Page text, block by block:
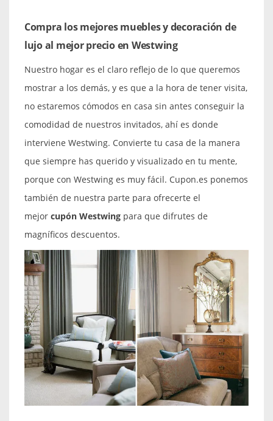
Compra los mejores muebles y decoración de
lujo al mejor precio en Westwing
Nuestro hogar es el claro reflejo de lo que queremos
mostrar a los demás, y es que a la hora de tener visita,
no estaremos cómodos en casa sin antes conseguir la
comodidad de nuestros invitados, ahí es donde
interviene Westwing. Convierte tu casa de la manera
que siempre has querido y visualizado en tu mente,
porque con Westwing es muy fácil. Cupon.es ponemos
también de nuestra parte para ofrecerte el
mejor cupón Westwing para que difrutes de
magníficos descuentos.